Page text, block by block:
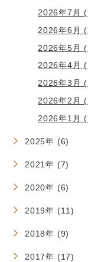
2026年7月
2026年6月
2026年5月
2026年4月
2026年3月
2026年2月
2026年1月
2025年 (6)
2021年 (7)
2020年 (6)
2019年 (11)
2018年 (9)
2017年 (17)